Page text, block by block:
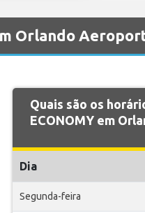
Orlando
Quais são os
ECONOMY em
Dia
Segunda-feira